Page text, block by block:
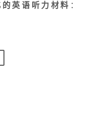
英语听力材料 ：